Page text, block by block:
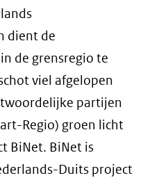
dient de
de grensregio te
viel afgelopen
partijen
Regio) groen licht
BiNet. BiNet is
Duits project